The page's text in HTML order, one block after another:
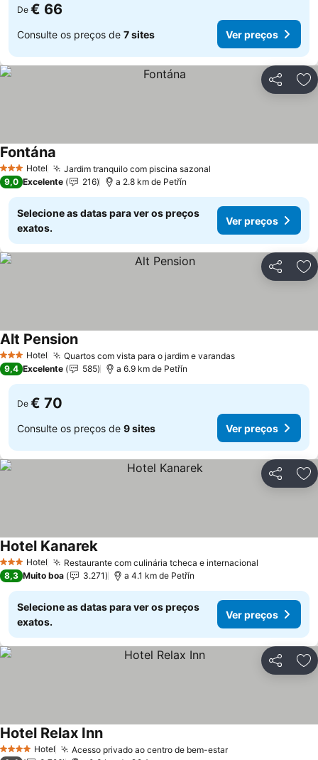
De € 66
Consulte os preços de 7 sites Ver preços
Partilhar
3 EstrelasHotel Jardim tranquilo com piscina sazonal
Fontána
9,0 Excelente 216 a 2.8 km de Petřín
Selecione as datas para ver os preços
exatos.
Ver preços
Partilhar
3 EstrelasHotel Quartos com vista para o jardim e varandas
Alt Pension
9,4 Excelente 585 a 6.9 km de Petřín
De € 70
Consulte os preços de 9 sites Ver preços
Partilhar
3 EstrelasHotel Restaurante com culinária tcheca e internacional
Hotel Kanarek
8,3 Muito boa 3.271 a 4.1 km de Petřín
Selecione as datas para ver os preços
exatos.
Ver preços
Partilhar
4 EstrelasHotel Acesso privado ao centro de bem-estar
Hotel Relax Inn